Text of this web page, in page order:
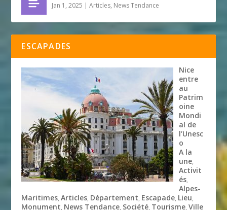
Jan 1, 2025 |Articles, News Tendance
ESCAPADES
Nice
entre
au
Patrim
oine
Mondi
al de
l’Unesc
o
A la
une,
Activit
és,
Alpes-
Maritimes,Articles, Département, Escapade, Lieu,
Monument, News Tendance, Société, Tourisme,Ville